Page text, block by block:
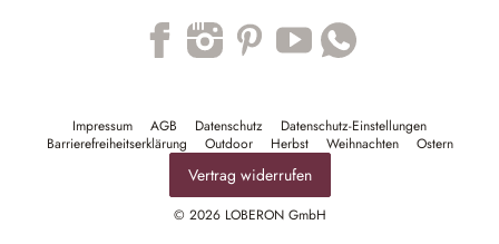
Impressum AGB Datenschutz
Datenschutz-Einstellungen
Barrierefreiheitserklärung
Outdoor Herbst Weihnachten Ostern
Vertrag widerrufen
© 2026 LOBERON GmbH